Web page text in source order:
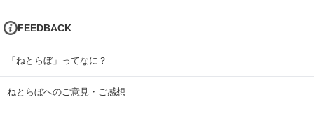
FEEDBACK
「ねとらぼ」ってなに？
ねとらぼへのご意見・ご感想